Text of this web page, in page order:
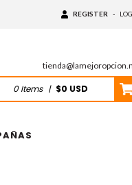
REGISTER -
0Items | $0 USD